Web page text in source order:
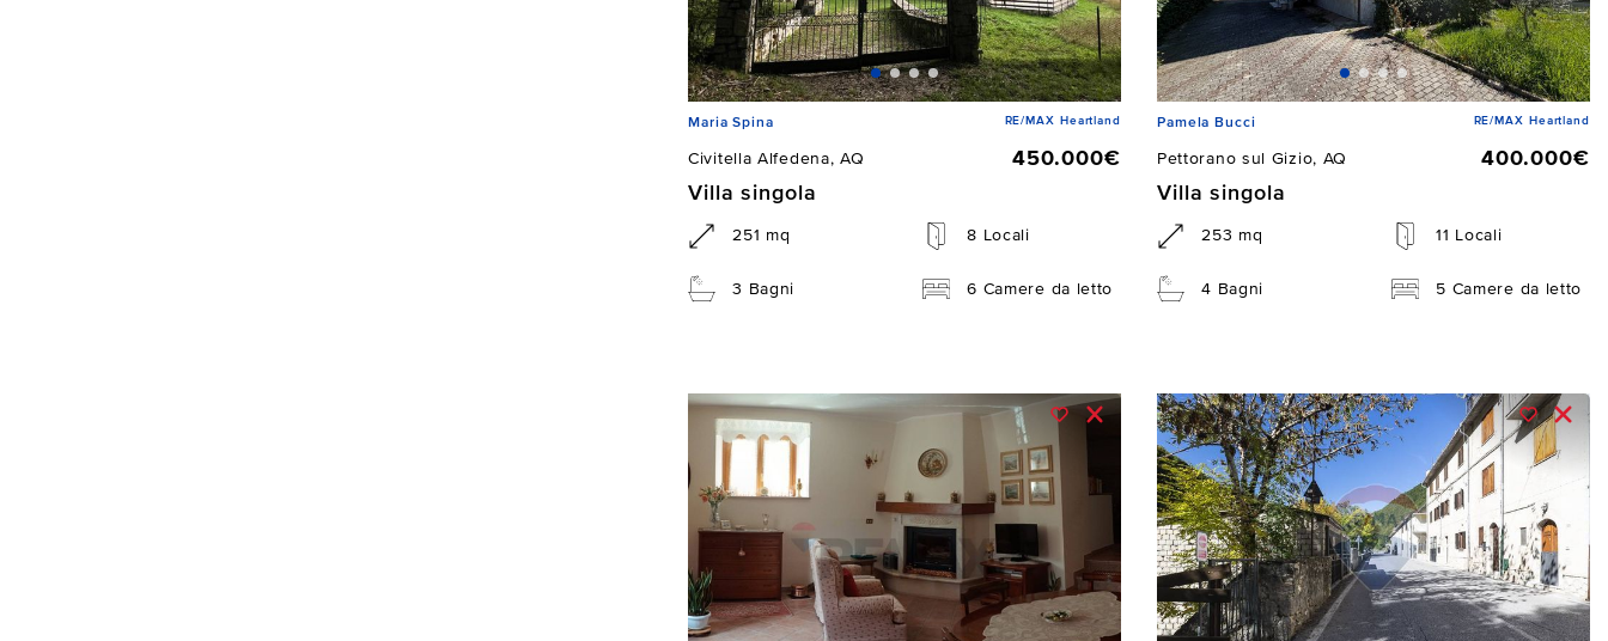
Maria Spina RE/MAX Heartland
Civitella Alfedena, AQ
450.000€
Villa singola
251 mq 8 Locali
3 Bagni 6 Camere da letto
Pamela Bucci RE/MAX Heartland
Pettorano sul Gizio, AQ
400.000€
Villa singola
253 mq 11 Locali
4 Bagni 5 Camere da letto